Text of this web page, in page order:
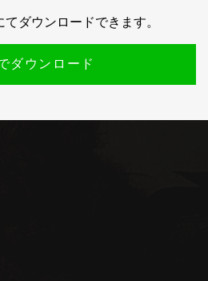
ダウンロードできます。
ダウンロード